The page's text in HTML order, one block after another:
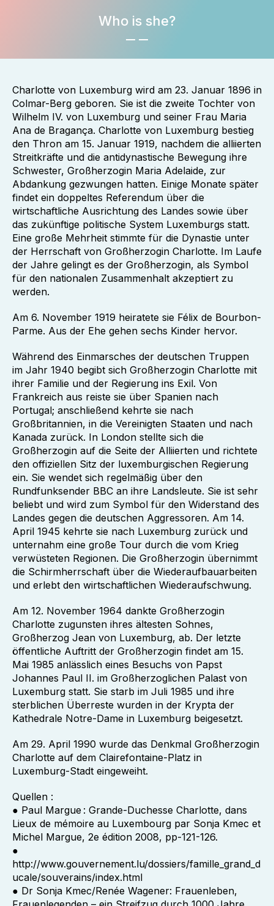
Who is she?
Charlotte von Luxemburg wird am 23. Januar 1896 in
Colmar-Berg geboren. Sie ist die zweite Tochter von
Wilhelm IV. von Luxemburg und seiner Frau Maria
Ana de Bragança. Charlotte von Luxemburg bestieg
den Thron am 15. Januar 1919, nachdem die alliierten
Streitkräfte und die antidynastische Bewegung ihre
Schwester, Großherzogin Maria Adelaide, zur
Abdankung gezwungen hatten. Einige Monate später
findet ein doppeltes Referendum über die
wirtschaftliche Ausrichtung des Landes sowie über
das zukünftige politische System Luxemburgs statt.
Eine große Mehrheit stimmte für die Dynastie unter
der Herrschaft von Großherzogin Charlotte. Im Laufe
der Jahre gelingt es der Großherzogin, als Symbol
für den nationalen Zusammenhalt akzeptiert zu
werden.
Am 6. November 1919 heiratete sie Félix de Bourbon-
Parme. Aus der Ehe gehen sechs Kinder hervor.
Während des Einmarsches der deutschen Truppen
im Jahr 1940 begibt sich Großherzogin Charlotte mit
ihrer Familie und der Regierung ins Exil. Von
Frankreich aus reiste sie über Spanien nach
Portugal; anschließend kehrte sie nach
Großbritannien, in die Vereinigten Staaten und nach
Kanada zurück. In London stellte sich die
Großherzogin auf die Seite der Alliierten und richtete
den offiziellen Sitz der luxemburgischen Regierung
ein. Sie wendet sich regelmäßig über den
Rundfunksender BBC an ihre Landsleute. Sie ist sehr
beliebt und wird zum Symbol für den Widerstand des
Landes gegen die deutschen Aggressoren. Am 14.
April 1945 kehrte sie nach Luxemburg zurück und
unternahm eine große Tour durch die vom Krieg
verwüsteten Regionen. Die Großherzogin übernimmt
die Schirmherrschaft über die Wiederaufbauarbeiten
und erlebt den wirtschaftlichen Wiederaufschwung.
Am 12. November 1964 dankte Großherzogin
Charlotte zugunsten ihres ältesten Sohnes,
Großherzog Jean von Luxemburg, ab. Der letzte
öffentliche Auftritt der Großherzogin findet am 15.
Mai 1985 anlässlich eines Besuchs von Papst
Johannes Paul II. im Großherzoglichen Palast von
Luxemburg statt. Sie starb im Juli 1985 und ihre
sterblichen Überreste wurden in der Krypta der
Kathedrale Notre-Dame in Luxemburg beigesetzt.
Am 29. April 1990 wurde das Denkmal Großherzogin
Charlotte auf dem Clairefontaine-Platz in
Luxemburg-Stadt eingeweiht.
Quellen :
● Paul Margue : Grande-Duchesse Charlotte, dans
Lieux de mémoire au Luxembourg par Sonja Kmec et
Michel Margue, 2e édition 2008, pp-121-126.
●
http://www.gouvernement.lu/dossiers/famille_grand_d
ucale/souverains/index.html
● Dr Sonja Kmec/Renée Wagener: Frauenleben,